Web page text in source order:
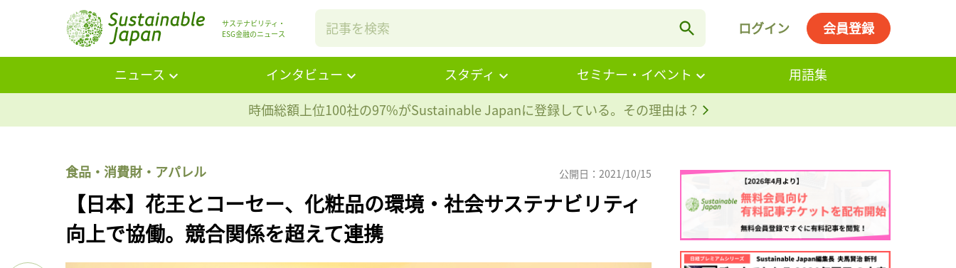
サステナビリティ・
ESG金融のニュース
ログイン 会員登録
ニュース インタビュー スタディ セミナー・イベント
用語集
時価総額上位100社の97%がSustainable Japanに登録している。その理由は？
食品・消費財・アパレル 公開日：2021/10/15
【日本】花王とコーセー、化粧品の環境・社会サステナビリティ
向上で協働。競合関係を超えて連携